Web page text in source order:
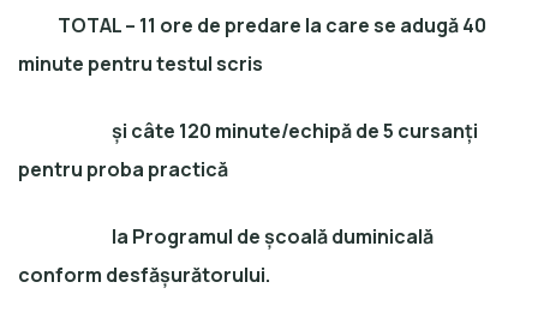
TOTAL – 11 ore de predare la care se adugă 40
minute pentru testul scris
și câte 120 minute/echipă de 5 cursanți
pentru proba practică
la Programul de școală duminicală
conform desfășurătorului.